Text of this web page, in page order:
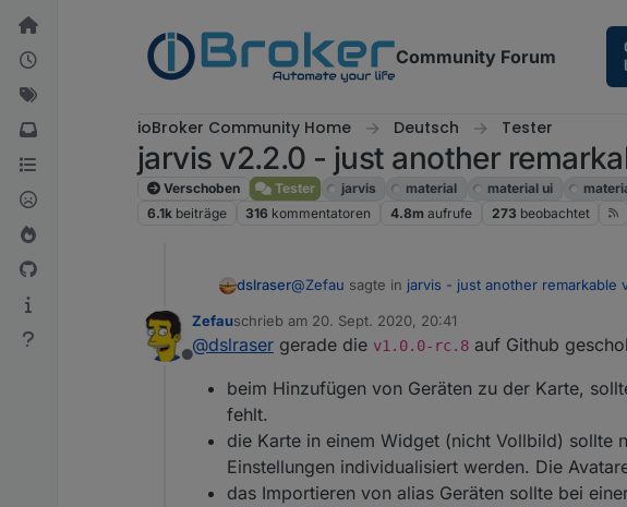
Weiter zum Inhalt
Community Forum
ioBroker Community Home Deutsch Tester
jarvis v2.2.0 - just another
Verschoben Tester jarvis material material ui
6.1k beiträge 316 kommentatoren 4.8m aufrufe 273 beobachtet
dslraser@Zefau sagte in jarvis - just another remarkable
Hast du ggf. nicht alles kleingeschrieben?
das war es, damit geht es.
Offline
Zefauschrieb am 20. Sept. 2020, 20:41
zuletzt editiert von
@dslraser gerade die v1.0.0-rc.8 auf Github
beim Hinzufügen von Geräten zu der Karte,
fehlt.
die Karte in einem Widget (nicht Vollbild) sollte
Einstellungen individualisiert werden. Die
das Importieren von alias Geräten sollte bei